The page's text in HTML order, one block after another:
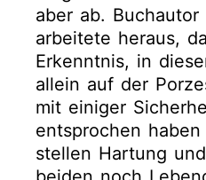
aber ab. Buchautor
arbeitete heraus,
Erkenntnis, in
allein auf der
mit einiger
entsprochen
stellen Hartung